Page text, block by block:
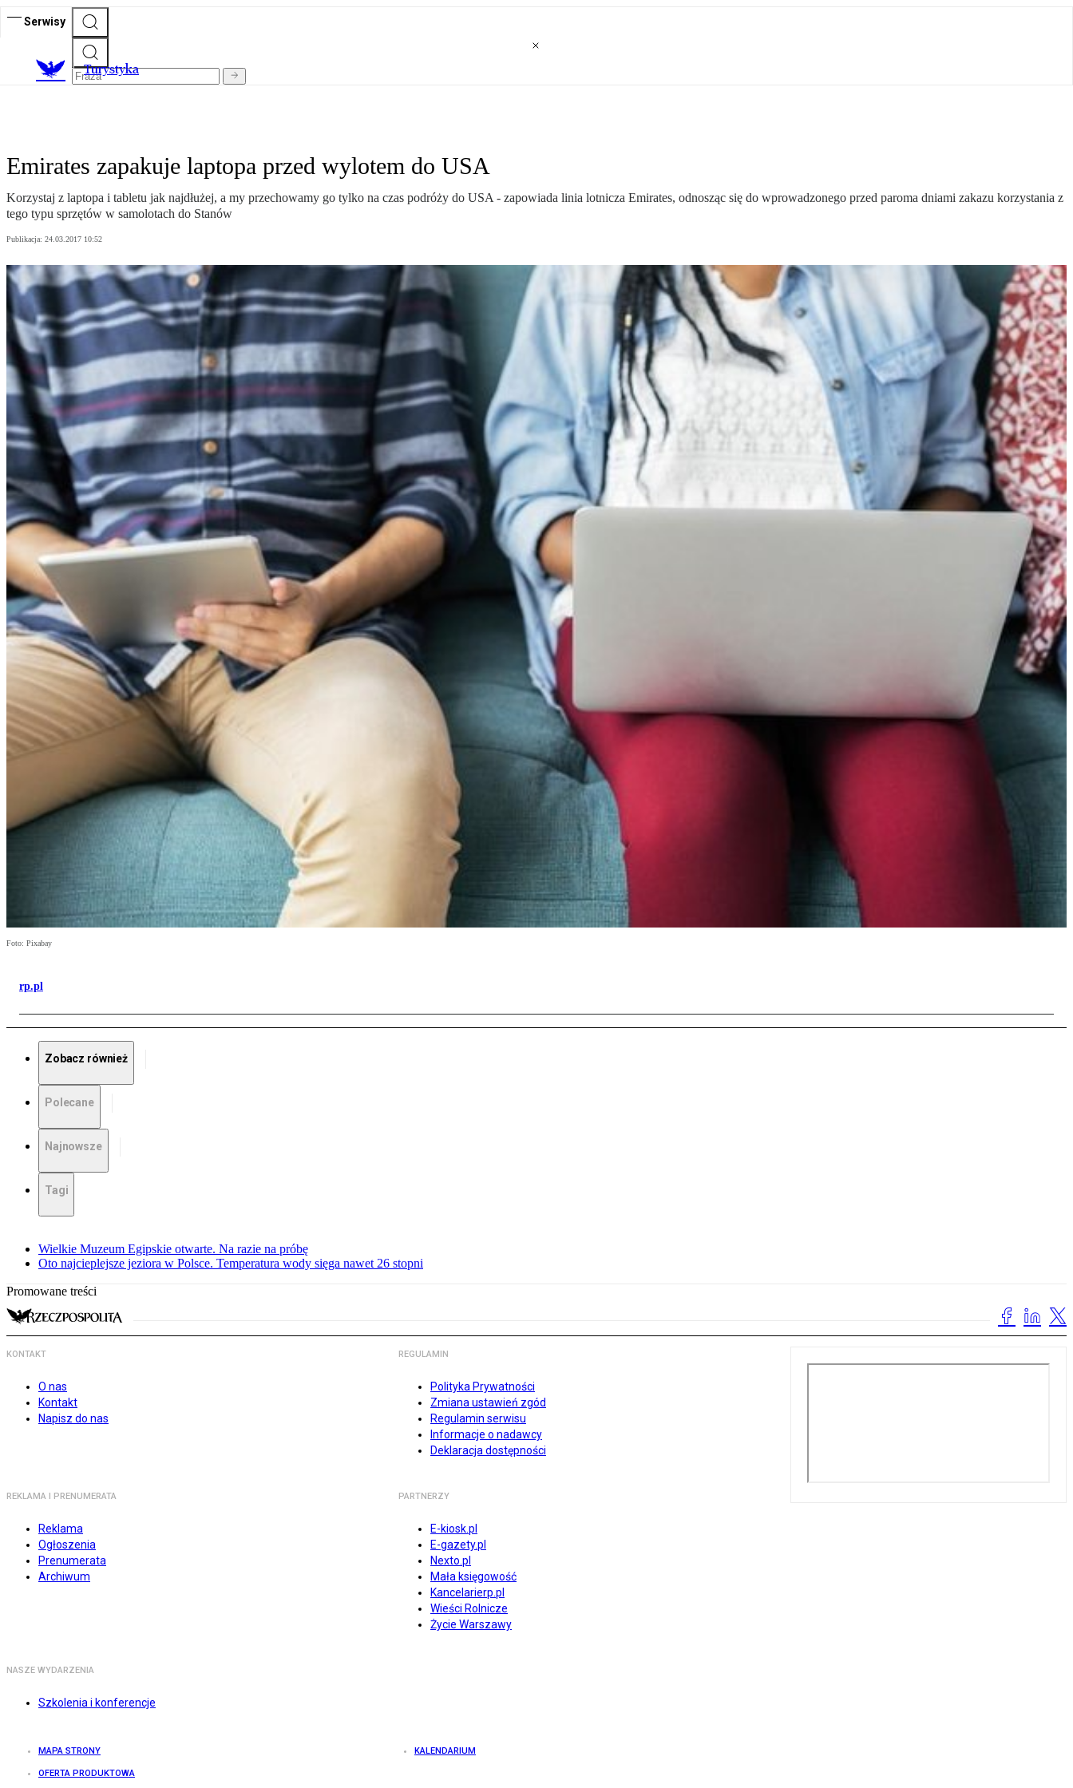
Serwisy
Turystyka
Emirates zapakuje laptopa przed wylotem do USA
Korzystaj z laptopa i tabletu jak najdłużej, a my przechowamy go tylko na czas podróży do USA - zapowiada linia lotnicza Emirates, odnosząc się do wprowadzonego przed paroma dniami zakazu korzystania z
tego typu sprzętów w samolotach do Stanów
Publikacja: 24.03.2017 10:52
Foto: Pixabay
rp.pl
Zobacz również
Polecane
Najnowsze
Tagi
Wielkie Muzeum Egipskie otwarte. Na razie na próbę
Oto najcieplejsze jeziora w Polsce. Temperatura wody sięga nawet 26 stopni
Promowane treści
KONTAKT
O nas
Kontakt
Napisz do nas
REGULAMIN
Polityka Prywatności
Zmiana ustawień zgód
Regulamin serwisu
Informacje o nadawcy
Deklaracja dostępności
REKLAMA I PRENUMERATA
Reklama
Ogłoszenia
Prenumerata
Archiwum
PARTNERZY
E-kiosk.pl
E-gazety.pl
Nexto.pl
Mała księgowość
Kancelarierp.pl
Wieści Rolnicze
Życie Warszawy
NASZE WYDARZENIA
Szkolenia i konferencje
MAPA STRONY KALENDARIUM
OFERTA PRODUKTOWA